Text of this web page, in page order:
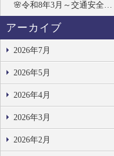
🌸令和8年3月～交通安全…
アーカイブ
2026年7月
2026年5月
2026年4月
2026年3月
2026年2月